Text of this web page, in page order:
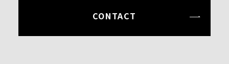
CONTACT